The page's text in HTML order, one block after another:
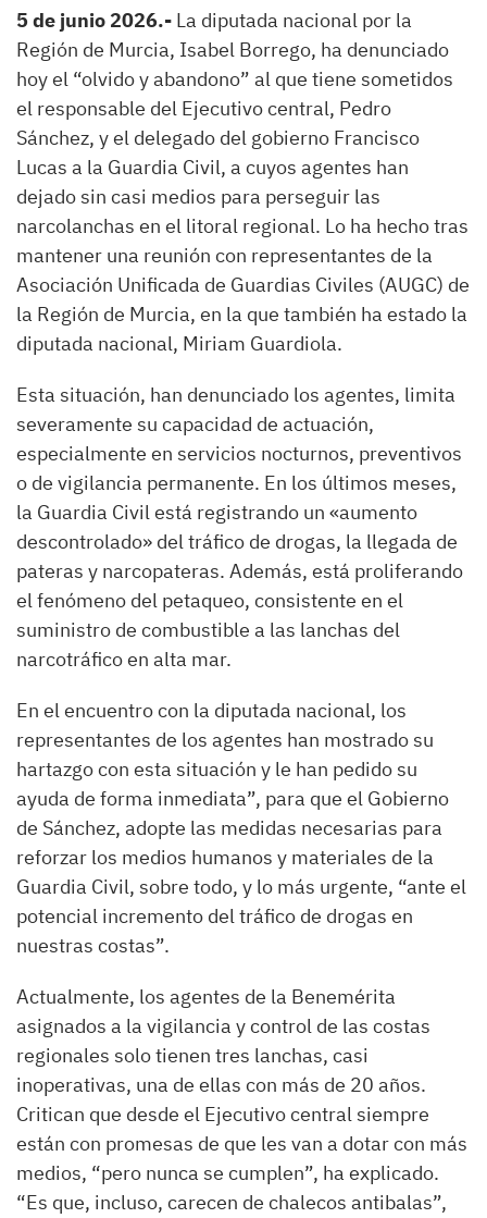
5 de junio 2026.- La diputada nacional por la
Región de Murcia, Isabel Borrego, ha denunciado
hoy el “olvido y abandono” al que tiene sometidos
el responsable del Ejecutivo central, Pedro
Sánchez, y el delegado del gobierno Francisco
Lucas a la Guardia Civil, a cuyos agentes han
dejado sin casi medios para perseguir las
narcolanchas en el litoral regional. Lo ha hecho tras
mantener una reunión con representantes de la
Asociación Unificada de Guardias Civiles (AUGC) de
la Región de Murcia, en la que también ha estado la
diputada nacional, Miriam Guardiola.
Esta situación, han denunciado los agentes, limita
severamente su capacidad de actuación,
especialmente en servicios nocturnos, preventivos
o de vigilancia permanente. En los últimos meses,
la Guardia Civil está registrando un «aumento
descontrolado» del tráfico de drogas, la llegada de
pateras y narcopateras. Además, está proliferando
el fenómeno del petaqueo, consistente en el
suministro de combustible a las lanchas del
narcotráfico en alta mar.
En el encuentro con la diputada nacional, los
representantes de los agentes han mostrado su
hartazgo con esta situación y le han pedido su
ayuda de forma inmediata”, para que el Gobierno
de Sánchez, adopte las medidas necesarias para
reforzar los medios humanos y materiales de la
Guardia Civil, sobre todo, y lo más urgente, “ante el
potencial incremento del tráfico de drogas en
nuestras costas”.
Actualmente, los agentes de la Benemérita
asignados a la vigilancia y control de las costas
regionales solo tienen tres lanchas, casi
inoperativas, una de ellas con más de 20 años.
Critican que desde el Ejecutivo central siempre
están con promesas de que les van a dotar con más
medios, “pero nunca se cumplen”, ha explicado.
“Es que, incluso, carecen de chalecos antibalas”,